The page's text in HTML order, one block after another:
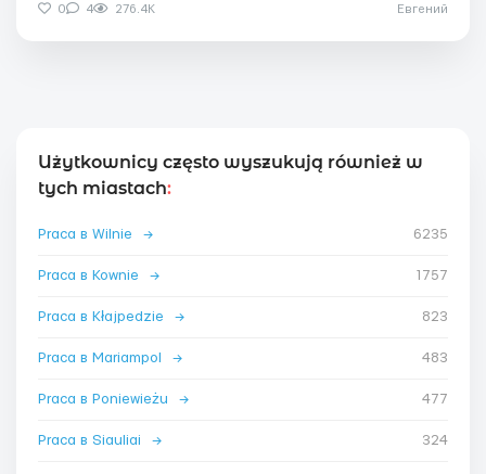
0 4 276.4K Евгений
Użytkownicy często wyszukują również w
tych miastach:
Praca в Wilnie → 6235
Praca в Kownie → 1757
Praca в Kłajpedzie → 823
Praca в Mariampol → 483
Praca в Poniewieżu → 477
Praca в Siauliai → 324